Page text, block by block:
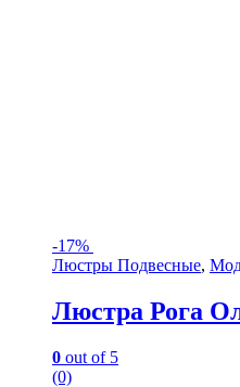
-17%
Люстры Подвесные,
Люстра Рога
0 out of 5
(0)